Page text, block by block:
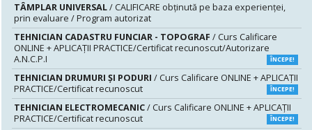
TÂMPLAR UNIVERSAL/ CALIFICARE obținută pe baza experienței,
prin evaluare / Program autorizat
TEHNICIAN CADASTRU FUNCIAR - TOPOGRAF / Curs Calificare
ONLINE + APLICAȚII PRACTICE/Certificat recunoscut/Autorizare
A.N.C.P.I
ÎNCEPE!
TEHNICIAN DRUMURI ŞI PODURI / Curs Calificare ONLINE + APLICAȚII
PRACTICE/Certificat recunoscut
ÎNCEPE!
TEHNICIAN ELECTROMECANIC/ Curs Calificare ONLINE + APLICAȚII
PRACTICE/Certificat recunoscut
ÎNCEPE!